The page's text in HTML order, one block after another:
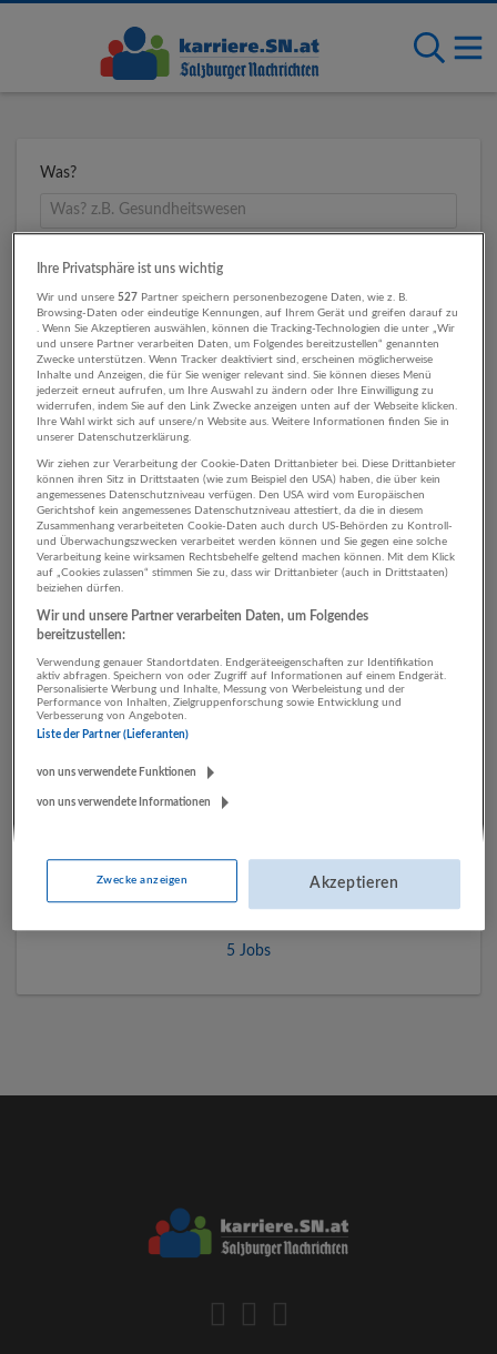
Was?
Wo?
Umkreis
1 Marketing, Kommunikation,
PR Gesundheitswesen
Hagleitner Hygiene International GmbH
Zell am See, Salzburg, Österreich
Gesundheitswesen | Herstellung von Waren
5 Jobs
Ihre Privatsphäre ist uns wichtig
Wir und unsere527 Partner speichern personenbezogene Daten, wie z. B.
Browsing-Daten oder eindeutige Kennungen, auf Ihrem Gerät und greifen darauf zu
. Wenn Sie Akzeptieren auswählen, können die Tracking-Technologien die unter „Wir
und unsere Partner verarbeiten Daten, um Folgendes bereitzustellen“ genannten
Zwecke unterstützen. Wenn Tracker deaktiviert sind, erscheinen möglicherweise
Inhalte und Anzeigen, die für Sie weniger relevant sind. Sie können dieses Menü
jederzeit erneut aufrufen, um Ihre Auswahl zu ändern oder Ihre Einwilligung zu
widerrufen, indem Sie auf den Link Zwecke anzeigen unten auf der Webseite klicken.
Ihre Wahl wirkt sich auf unsere/n Website aus. Weitere Informationen finden Sie in
unserer Datenschutzerklärung.
Wir ziehen zur Verarbeitung der Cookie-Daten Drittanbieter bei. Diese Drittanbieter
können ihren Sitz in Drittstaaten (wie zum Beispiel den USA) haben, die über kein
angemessenes Datenschutzniveau verfügen. Den USA wird vom Europäischen
Gerichtshof kein angemessenes Datenschutzniveau attestiert, da die in diesem
Zusammenhang verarbeiteten Cookie-Daten auch durch US-Behörden zu Kontroll-
und Überwachungszwecken verarbeitet werden können und Sie gegen eine solche
Verarbeitung keine wirksamen Rechtsbehelfe geltend machen können. Mit dem Klick
auf „Cookies zulassen“ stimmen Sie zu, dass wir Drittanbieter (auch in Drittstaaten)
beiziehen dürfen.
Wir und unsere Partner verarbeiten Daten, um Folgendes
bereitzustellen:
Verwendung genauer Standortdaten. Endgeräteeigenschaften zur Identifikation
aktiv abfragen. Speichern von oder Zugriff auf Informationen auf einem Endgerät.
Personalisierte Werbung und Inhalte, Messung von Werbeleistung und der
Performance von Inhalten, Zielgruppenforschung sowie Entwicklung und
Verbesserung von Angeboten.
Liste der Partner (Lieferanten)
von uns verwendete Funktionen
von uns verwendete Informationen
Zwecke anzeigen Akzeptieren